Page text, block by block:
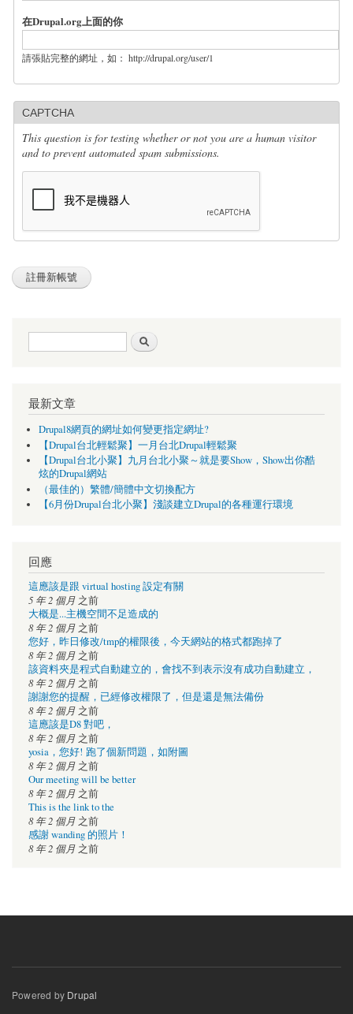
在Drupal.org上面的你
請張貼完整的網址，如： http://drupal.org/user/1
CAPTCHA
This question is for testing whether or not you are a human visitor
and to prevent automated spam submissions.
搜尋表單
最新文章
Drupal8網頁的網址如何變更指定網址?
【Drupal台北輕鬆聚】一月台北Drupal輕鬆聚
【Drupal台北小聚】九月台北小聚～就是要Show，Show出你酷
炫的Drupal網站
（最佳的）繁體/簡體中文切換配方
【6月份Drupal台北小聚】淺談建立Drupal的各種運行環境
回應
這應該是跟 virtual hosting 設定有關
5 年 2 個月 之前
大概是...主機空間不足造成的
8 年 2 個月 之前
您好，昨日修改/tmp的權限後，今天網站的格式都跑掉了
8 年 2 個月 之前
該資料夾是程式自動建立的，會找不到表示沒有成功自動建立，
8 年 2 個月 之前
謝謝您的提醒，已經修改權限了，但是還是無法備份
8 年 2 個月 之前
這應該是D8 對吧，
8 年 2 個月 之前
yosia，您好! 跑了個新問題，如附圖
8 年 2 個月 之前
Our meeting will be better
8 年 2 個月 之前
This is the link to the
8 年 2 個月 之前
感謝 wanding 的照片！
8 年 2 個月 之前
Powered by Drupal